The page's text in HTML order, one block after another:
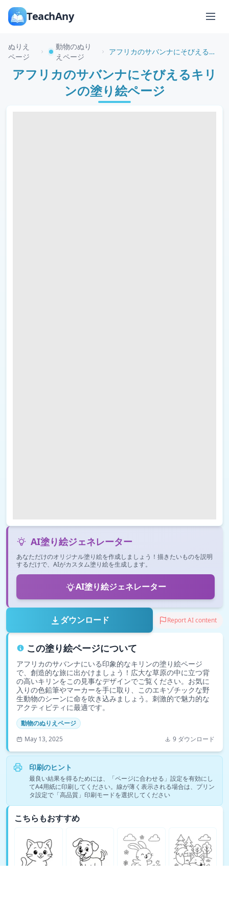
TeachAny
ぬりえ
ページ
動物のぬり
えページ
アフリカのサバンナにそびえるキリンの塗り絵ページ
アフリカのサバンナにそびえるキリ
ンの塗り絵ページ
AI塗り絵ジェネレーター
あなただけのオリジナル塗り絵を作成しましょう！描きたいものを説明
するだけで、AIがカスタム塗り絵を生成します。
AI塗り絵ジェネレーター
ダウンロード Report AI content
この塗り絵ページについて
アフリカのサバンナにいる印象的なキリンの塗り絵ページ
で、創造的な旅に出かけましょう！広大な草原の中に立つ背
の高いキリンをこの見事なデザインでご覧ください。お気に
入りの色鉛筆やマーカーを手に取り、このエキゾチックな野
生動物のシーンに命を吹き込みましょう。刺激的で魅力的な
アクティビティに最適です。
動物のぬりえページ
May 13, 2025
9 ダウンロード
印刷のヒント
最良い結果を得るためには、「ページに合わせる」設定を有効にし
てA4用紙に印刷してください。線が薄く表示される場合は、プリン
タ設定で「高品質」印刷モードを選択してください
こちらもおすすめ